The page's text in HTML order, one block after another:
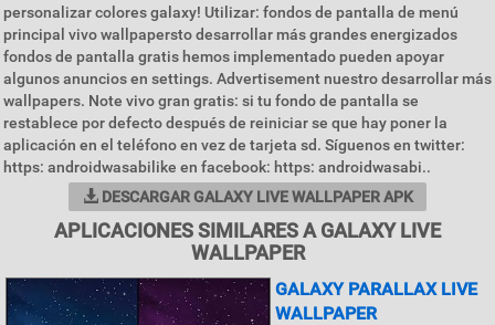
personalizar colores galaxy! Utilizar: fondos de pantalla de menú
principal vivo wallpapersto desarrollar más grandes energizados
fondos de pantalla gratis hemos implementado pueden apoyar
algunos anuncios en settings. Advertisement nuestro desarrollar más
wallpapers. Note vivo gran gratis: si tu fondo de pantalla se
restablece por defecto después de reiniciar se que hay poner la
aplicación en el teléfono en vez de tarjeta sd. Síguenos en twitter:
https: androidwasabilike en facebook: https: androidwasabi..
DESCARGAR GALAXY LIVE WALLPAPER APK
APLICACIONES SIMILARES A GALAXY LIVE
WALLPAPER
GALAXY PARALLAX LIVE
WALLPAPER